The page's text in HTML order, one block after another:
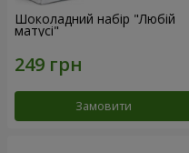
Шоколадний набір "Любій
матусі"
Замовити